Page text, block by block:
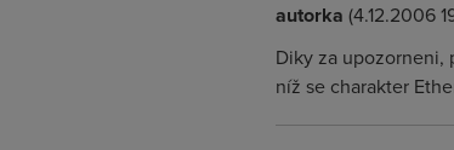
autorka (4.12.2006
Diky za upozorneni,
níž se charakter